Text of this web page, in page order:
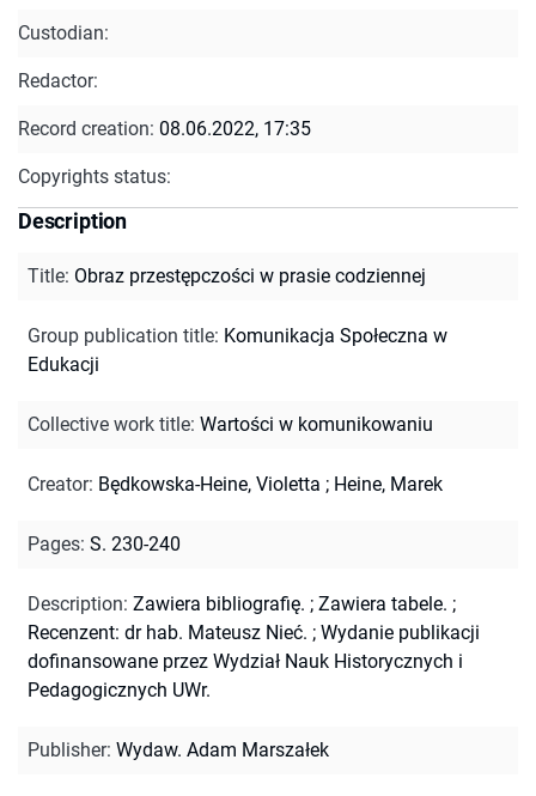
Custodian:
Redactor:
Record creation: 08.06.2022, 17:35
Copyrights status:
Description
Title: Obraz przestępczości w prasie codziennej
Group publication title: Komunikacja Społeczna w
Edukacji
Collective work title: Wartości w komunikowaniu
Creator: Będkowska-Heine, Violetta ; Heine, Marek
Pages: S. 230-240
Description: Zawiera bibliografię. ; Zawiera tabele. ;
Recenzent: dr hab. Mateusz Nieć. ; Wydanie publikacji
dofinansowane przez Wydział Nauk Historycznych i
Pedagogicznych UWr.
Publisher: Wydaw. Adam Marszałek